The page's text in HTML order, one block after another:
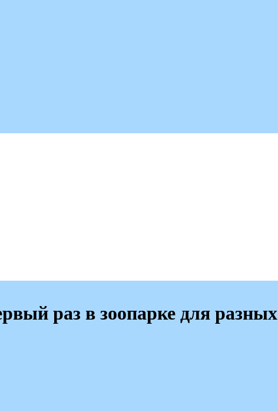
раз в зоопарке для разных